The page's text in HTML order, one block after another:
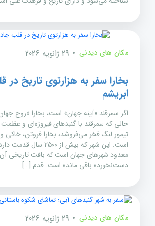
مکان های دیدنی 29 ژانویه 2026
بخارا سفر به هزارتوی تاریخ در
ابریشم
اگر سمرقند «آینه جهان» است، بخارا «روح
حالی که سمرقند با گنبدهای فیروزه‌ای و عظمت
تیمور لنگ فخر می‌فروشد، بخارا فروتن، خاکی
است. این شهر که بیش از ۲۵۰۰
معدود شهرهای جهان است که بافت تاریخی آن
دست‌نخورده باقی مانده است. قدم […]
مکان های دیدنی 29 ژانویه 2026